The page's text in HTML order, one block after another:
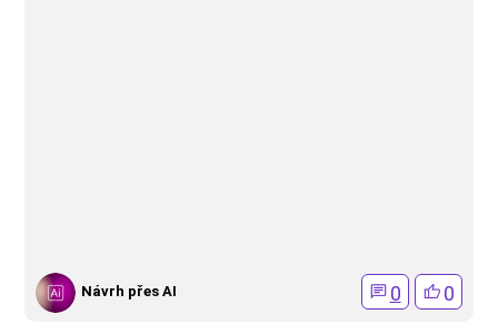
Návrh přes AI 0 0